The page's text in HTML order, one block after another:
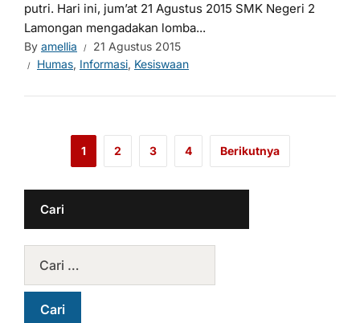
putri. Hari ini, jum’at 21 Agustus 2015 SMK Negeri 2
Lamongan mengadakan lomba...
By amellia
21 Agustus 2015
Humas, Informasi, Kesiswaan
1 2 3 4 Berikutnya
Cari